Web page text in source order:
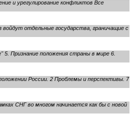
и урегулирование конфликтов Все
отдельные государства, граничащие с
5. Признание положения страны в мире 6.
России. 2 Проблемы и перспективы. 7
СНГ во многом начина­ется как бы с новой